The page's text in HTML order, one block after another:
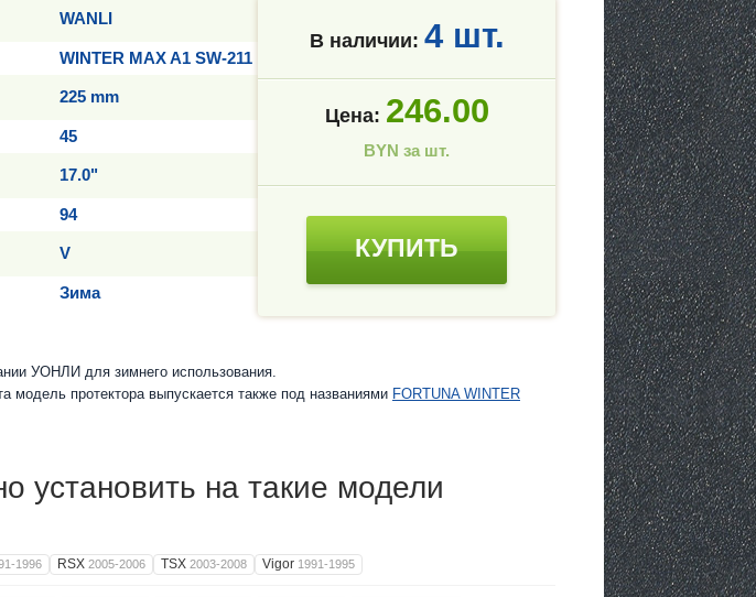
WANLI
WINTER MAX A1 SW-211
225 mm
45
17.0"
94
V
Зима
В наличии: 4 шт.
Цена: 246.00
BYN за шт.
КУПИТЬ
УОНЛИ для зимнего использования.
модель протектора выпускается также под названиями FORTUNA WINTER
установить на такие модели
1996 RSX 2005-2006 TSX 2003-2008 Vigor 1991-1995